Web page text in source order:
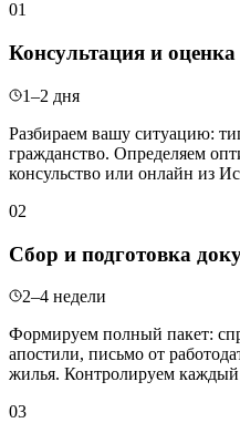
01
Консультация и
1–2 дня
Разбираем вашу ситуацию:
гражданство. Определяем
консульство или онлайн из
02
Сбор и подготовка
2–4 недели
Формируем полный пакет:
апостили, письмо от
жилья. Контролируем каждый
03